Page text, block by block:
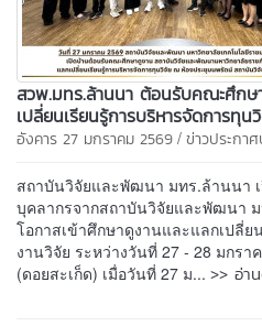
สวพ.มทร.ล้านนา ต้อนรับคณะศึกษ
เปลี่ยนเรียนรู้การบริหารจัดการทุน
อังคาร 27 มกราคม 2569 / ข่าวประกา
สถาบันวิจัยและพัฒนา มทร.ล้านนา
บุคลากรจากสถาบันวิจัยและพัฒนา
โอกาสเข้าศึกษาดูงานและแลกเปลี่ย
งานวิจัย ระหว่างวันที่ 27 - 28 มกร
(ดอยสะเก็ด) เมื่อวันที่ 27 ม... >> อ่า